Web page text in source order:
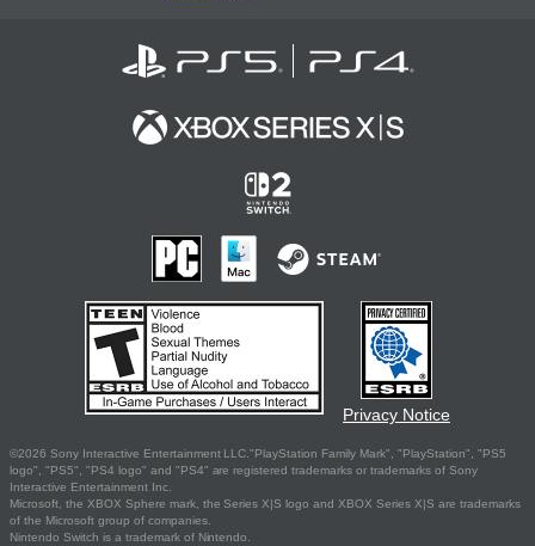
Privacy Notice
©2026 Sony Interactive Entertainment LLC."PlayStation Family Mark", "PlayStation", "PS5
logo", "PS5", "PS4 logo" and "PS4" are registered trademarks or trademarks of Sony
Interactive Entertainment Inc.
Microsoft, the XBOX Sphere mark, the Series X|S logo and XBOX Series X|S are trademarks
of the Microsoft group of companies.
Nintendo Switch is a trademark of Nintendo.